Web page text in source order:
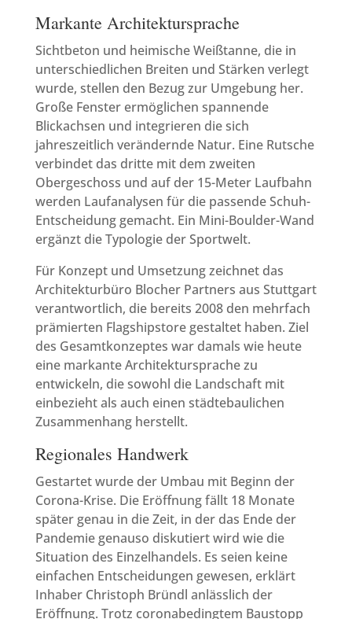
Markante Architektursprache
Sichtbeton und heimische Weißtanne, die in
unterschiedlichen Breiten und Stärken verlegt
wurde, stellen den Bezug zur Umgebung her.
Große Fenster ermöglichen spannende
Blickachsen und integrieren die sich
jahreszeitlich verändernde Natur. Eine Rutsche
verbindet das dritte mit dem zweiten
Obergeschoss und auf der 15-Meter Laufbahn
werden Laufanalysen für die passende Schuh-
Entscheidung gemacht. Ein Mini-Boulder-Wand
ergänzt die Typologie der Sportwelt.
Für Konzept und Umsetzung zeichnet das
Architekturbüro Blocher Partners aus Stuttgart
verantwortlich, die bereits 2008 den mehrfach
prämierten Flagshipstore gestaltet haben. Ziel
des Gesamtkonzeptes war damals wie heute
eine markante Architektursprache zu
entwickeln, die sowohl die Landschaft mit
einbezieht als auch einen städtebaulichen
Zusammenhang herstellt.
Regionales Handwerk
Gestartet wurde der Umbau mit Beginn der
Corona-Krise. Die Eröffnung fällt 18 Monate
später genau in die Zeit, in der das Ende der
Pandemie genauso diskutiert wird wie die
Situation des Einzelhandels. Es seien keine
einfachen Entscheidungen gewesen, erklärt
Inhaber Christoph Bründl anlässlich der
Eröffnung. Trotz coronabedingtem Baustopp